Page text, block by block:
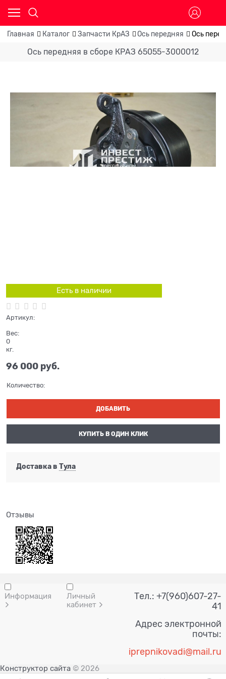
Главная Каталог Запчасти КрАЗ Ось передняя Ось
Ось передняя в сборе КРАЗ 65055-3000012
Есть в наличии
Артикул:
Вес:
0
кг.
96 000 руб.
Количество:
ДОБАВИТЬ
КУПИТЬ В ОДИН КЛИК
Доставка в Тула
Отзывы
Информация
Личный
кабинет
Тел.: +7(960)607-27-
41
Адрес электронной
почты:
iprepnikovadi@mail.ru
Конструктор сайта © 2026